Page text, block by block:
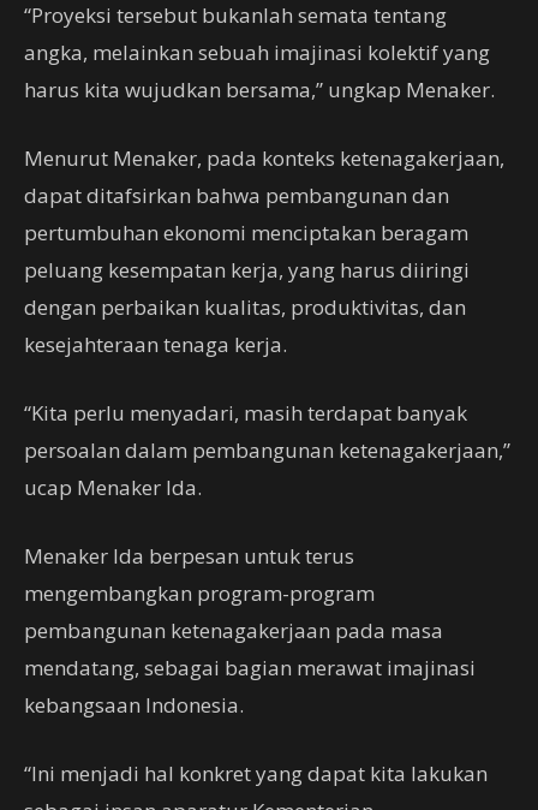
“Proyeksi tersebut bukanlah semata tentang
angka, melainkan sebuah imajinasi kolektif yang
harus kita wujudkan bersama,” ungkap Menaker.
Menurut Menaker, pada konteks ketenagakerjaan,
dapat ditafsirkan bahwa pembangunan dan
pertumbuhan ekonomi menciptakan beragam
peluang kesempatan kerja, yang harus diiringi
dengan perbaikan kualitas, produktivitas, dan
kesejahteraan tenaga kerja.
“Kita perlu menyadari, masih terdapat banyak
persoalan dalam pembangunan ketenagakerjaan,”
ucap Menaker Ida.
Menaker Ida berpesan untuk terus
mengembangkan program-program
pembangunan ketenagakerjaan pada masa
mendatang, sebagai bagian merawat imajinasi
kebangsaan Indonesia.
“Ini menjadi hal konkret yang dapat kita lakukan